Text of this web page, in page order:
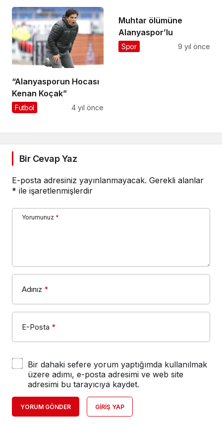
“Alanyasporun Hocası
Kenan Koçak”
Futbol 4 yıl önce
Muhtar ölümüne
Alanyaspor’lu
Spor 9 yıl önce
Bir Cevap Yaz
E-posta adresiniz yayınlanmayacak. Gerekli alanlar
* ile işaretlenmişlerdir
Yorumunuz *
Adınız *
E-Posta *
Bir dahaki sefere yorum yaptığımda kullanılmak
üzere adımı, e-posta adresimi ve web site
adresimi bu tarayıcıya kaydet.
YORUM GÖNDER GIRIŞ YAP